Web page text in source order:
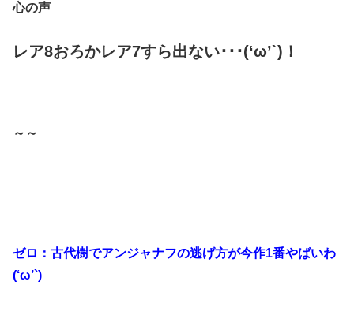
心の声
レア8おろかレア7すら出ない･･･(‘ω’`)！
～～
ゼロ：古代樹でアンジャナフの逃げ方が今作1番やばいわ
(‘ω’`)